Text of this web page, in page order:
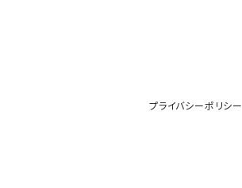
プライバシーポリシー